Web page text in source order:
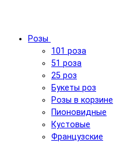
Розы
101 роза
51 роза
25 роз
Букеты роз
Розы в корзине
Пионовидные
Кустовые
Французские